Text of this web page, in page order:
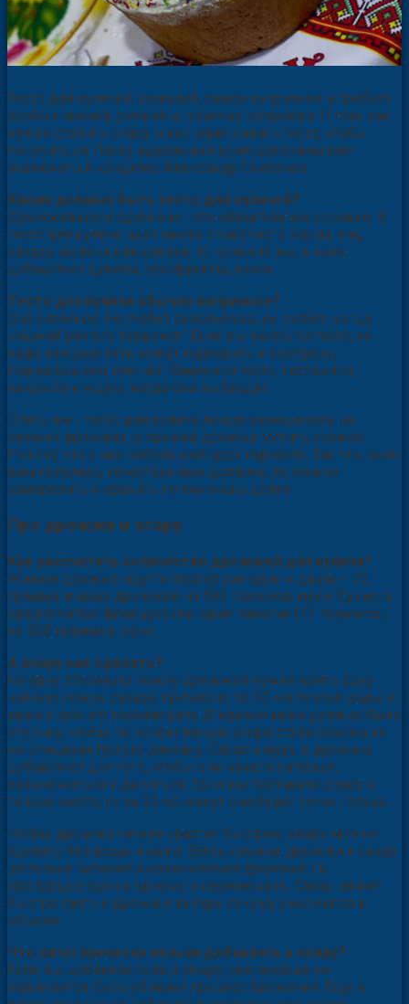
Тесто для куличей, пожалуй, самое капризное и требует
особых знаний, умений и, конечно, сноровки. О том, как
нужно ставить опару и как замешивать тесто, чтобы
получить на Пасху идеальный кулич,рассказывает
знаменитый кондитер Александр Селезнев.
Каким должно быть тесто для куличей?
Дрожжевым и сдобным - это обязательное условие. В
тесто для кулича идет много сливочного масла, яиц,
сахара, молока или сливок. И, конечно же, в него
добавляют цукаты, сухофрукты, изюм.
Тесто для кулича обычно капризное?
Оно сложное. Не любит сквозняков, не любит, когда
лишний раз его тревожат. Если вы накрыли тесто, не
надо каждые пять минут подходить и смотреть,
поднялось оно или нет. Замесили тесто, поставили,
накрыли и ждем, когда она выбродит.
Опять же - тесто для кулича лучше замешивать на
свежих дрожжах, а свежие дрожжи купить сложно.
Потому что у них небольшой срок годности. Так что, если
вам попались качественные дрожжи, их можно
заморозить и хранить потом очень долго.
Про дрожжи и опару
Как рассчитать количество дрожжей для кулича?
Живые дрожжи идут в пропорции один к двум — 22
грамма живых дрожжей на 500 граммов муки. Сухие, я
предпочитаю французские: один пакетик (11 граммов )
на 500 граммов муки.
А опару как сделать?
На одну столовую ложку дрожжей нужно взять одну
чайную ложку сахара, примерно по 50 мл теплой воды и
муки и все это перемешать. В идеале муки должно быть
столько, чтобы по консистенции опара стала похожа на
не слишком густую сметану. Сахар и муку в дрожжи
добавляют для того, чтобы они начали питаться,
размножаться и делиться. Если вы поставите опару в
теплое место, то за 30-60 минут она будет точно готова.
Чтобы дрожжи начали «расти» быстрее, опару можно
сделать без воды и муки. Взять свежие дрожжи и сахар
(источник питания и размножения дрожжей ) в
пропорции один к одному и перемешать. Сахар начнет
быстро таять и дрожжи за пару секунд увеличатся в
объеме.
Что категорически нельзя добавлять в опару?
Если вы добавите соль в опару, она вообще не
поднимется. Соль убивает процесс брожения. Еще в